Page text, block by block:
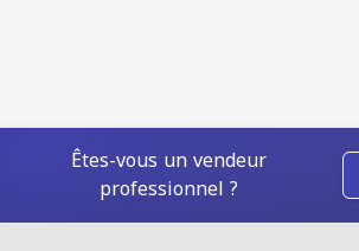
Êtes-vous un vendeur
professionnel ?